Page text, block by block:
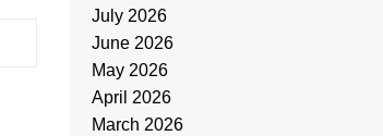
July 2026
June 2026
May 2026
April 2026
March 2026